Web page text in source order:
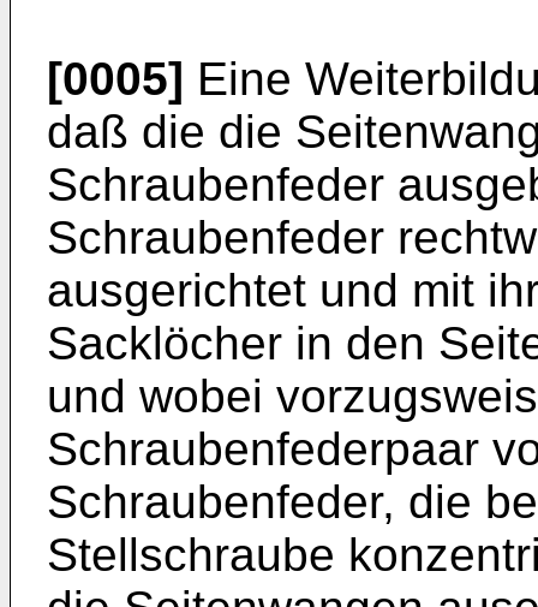
[0005] Eine
daß die die
Schraubenfeder
Schraubenfeder
ausgerichtet und mit
Sacklöcher in den
und wobei
Schraubenfederpaar
Schraubenfeder, die
Stellschraube